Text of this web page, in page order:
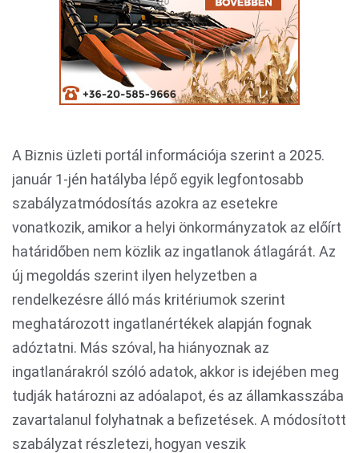
A Biznis üzleti portál információja szerint a 2025.
január 1-jén hatályba lépő egyik legfontosabb
szabályzatmódosítás azokra az esetekre
vonatkozik, amikor a helyi önkormányzatok az előírt
határidőben nem közlik az ingatlanok átlagárát. Az
új megoldás szerint ilyen helyzetben a
rendelkezésre álló más kritériumok szerint
meghatározott ingatlanértékek alapján fognak
adóztatni. Más szóval, ha hiányoznak az
ingatlanárakról szóló adatok, akkor is idejében meg
tudják határozni az adóalapot, és az államkasszába
zavartalanul folyhatnak a befizetések. A módosított
szabályzat részletezi, hogyan veszik